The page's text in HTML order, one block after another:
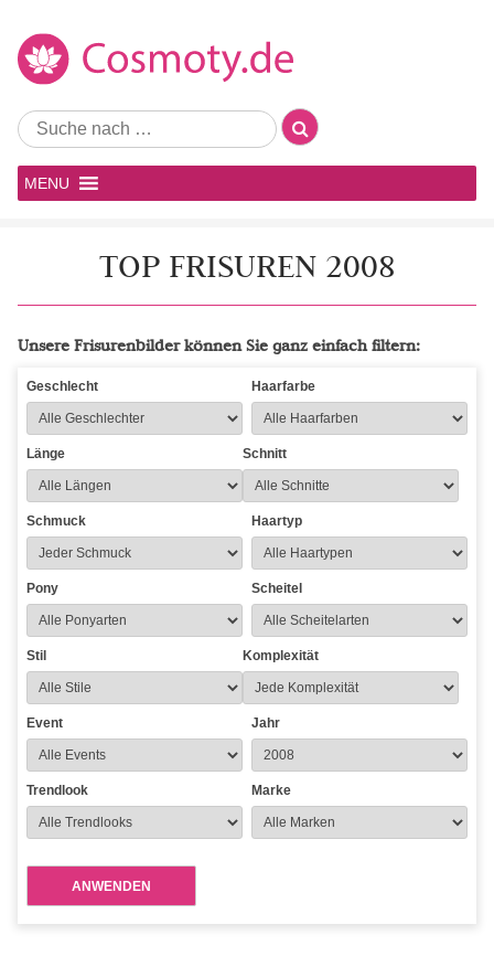
MENU
TOP FRISUREN 2008
Unsere Frisurenbilder können Sie ganz einfach filtern:
Geschlecht Haarfarbe
Länge Schnitt
Schmuck Haartyp
Pony Scheitel
Stil Komplexität
Event Jahr
Trendlook Marke
ANWENDEN